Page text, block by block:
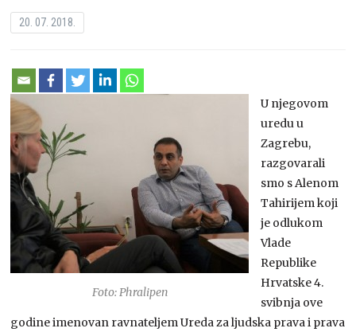
20. 07. 2018.
Foto: Phralipen
U njegovom
uredu u
Zagrebu,
razgovarali
smo s Alenom
Tahirijem koji
je odlukom
Vlade
Republike
Hrvatske 4.
svibnja ove
godine imenovan ravnateljem Ureda za ljudska prava i prava